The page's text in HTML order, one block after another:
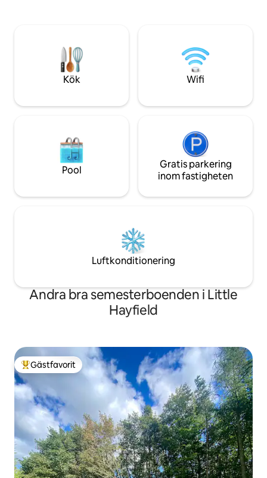
är välutrustat och leder ut till en
utomhusbalkong med utsikt. Det mysiga
vardagsrummet erbjuder gott om
sittplatser, smart-TV och en eldstad.
Kök Wifi
Pool
Gratis parkering
inom fastigheten
Luftkonditionering
Andra bra semesterboenden i Little
Hayfield
Populär gästfavorit
Gästfavorit